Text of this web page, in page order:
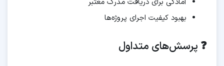
آمادگی برای دریافت مدرک معتبر
بهبود کیفیت اجرای پروژه‌ها
❓ پرسش‌های متداول